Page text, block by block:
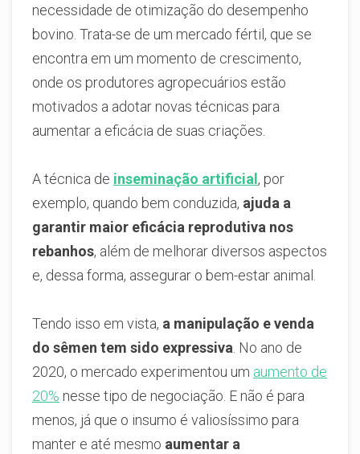
necessidade de otimização do desempenho
bovino. Trata-se de um mercado fértil, que se
encontra em um momento de crescimento,
onde os produtores agropecuários estão
motivados a adotar novas técnicas para
aumentar a eficácia de suas criações.
A técnica de inseminação artificial , por
exemplo, quando bem conduzida, ajuda a
garantir maior eficácia reprodutiva nos
rebanhos, além de melhorar diversos aspectos
e, dessa forma, assegurar o bem-estar animal.
Tendo isso em vista, a manipulação e venda
do sêmen tem sido expressiva . No ano de
2020, o mercado experimentou um aumento de
20% nesse tipo de negociação. E não é para
menos, já que o insumo é valiosíssimo para
manter e até mesmo aumentar a